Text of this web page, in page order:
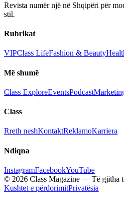
Revista numër një në Shqipëri për
stil.
Rubrikat
VIPClass LifeFashion & Beauty
Më shumë
Class ExploreEventsPodcast
Class
Rreth neshKontaktReklamoKarriera
Ndiqna
InstagramFacebookYouTube
© 2026 Class Magazine — Të gjitha
Kushtet e përdorimitPrivatësia